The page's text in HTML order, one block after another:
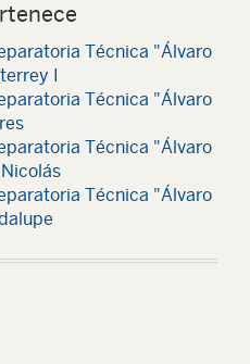
Técnica "Álvaro
I
Técnica "Álvaro
Técnica "Álvaro
Técnica "Álvaro